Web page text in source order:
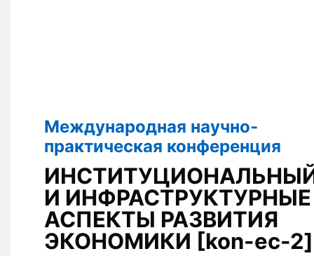
Международная научно-
практическая конференция
И ИНФРАСТРУКТУРНЫЕ
АСПЕКТЫ РАЗВИТИЯ
ЭКОНОМИКИ [kon-ec-2]